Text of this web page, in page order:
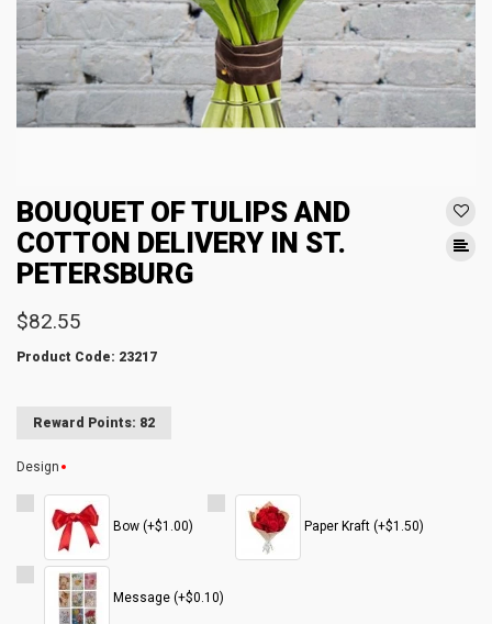
BOUQUET OF TULIPS AND
COTTON DELIVERY IN ST.
PETERSBURG
$82.55
Product Code: 23217
Reward Points: 82
Design
Bow (+$1.00) Paper Kraft (+$1.50)
Message (+$0.10)